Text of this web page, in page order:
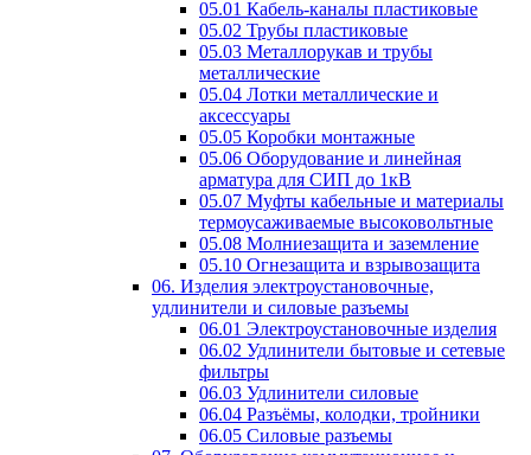
05.01 Кабель-каналы пластиковые
05.02 Трубы пластиковые
05.03 Металлорукав и трубы
металлические
05.04 Лотки металлические и
аксессуары
05.05 Коробки монтажные
05.06 Оборудование и линейная
арматура для СИП до 1кВ
05.07 Муфты кабельные и материалы
термоусаживаемые высоковольтные
05.08 Молниезащита и заземление
05.10 Огнезащита и взрывозащита
06. Изделия электроустановочные,
удлинители и силовые разъемы
06.01 Электроустановочные изделия
06.02 Удлинители бытовые и сетевые
фильтры
06.03 Удлинители силовые
06.04 Разъёмы, колодки, тройники
06.05 Силовые разъемы